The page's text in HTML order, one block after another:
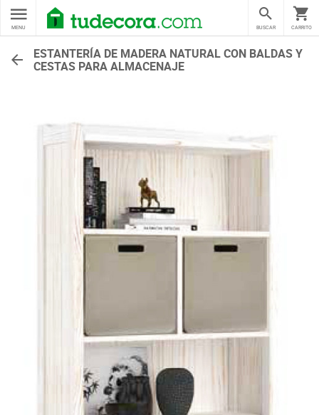
MENU CARRITO
BUSCAR
ESTANTERÍA DE MADERA NATURAL CON BALDAS Y
CESTAS PARA ALMACENAJE